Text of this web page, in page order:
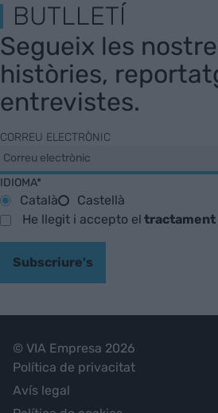
BUTLLETÍ
Segueix les
històries,
entrevistes.
CORREU ELECTRÒNIC
IDIOMA*
Català
Castellà
He llegit i accepto eltractament
Subscriure's
© VIA Empresa 2026
Política de privacitat
Avís legal